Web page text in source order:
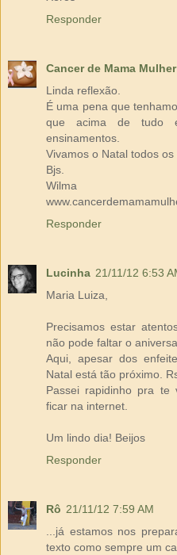
Responder
Cancer de Mama
Linda reflexão.
É uma pena que
que acima de tudo
ensinamentos.
Vivamos o Natal todos os
Bjs.
Wilma
Responder
Lucinha 21/11/12 6:53
Maria Luiza,
Precisamos estar
não pode faltar o
Aqui, apesar dos
Natal está tão próximo.
Passei rapidinho pra te
ficar na internet.
Um lindo dia! Beijos
Responder
Rô 21/11/12 7:59 AM
...já estamos nos
texto como sempre um